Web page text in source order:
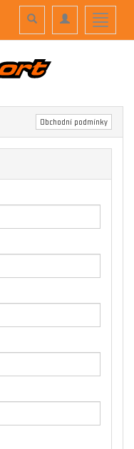
Toggle
Toggle
navigation
Toggle
search
Obchodní podmínky